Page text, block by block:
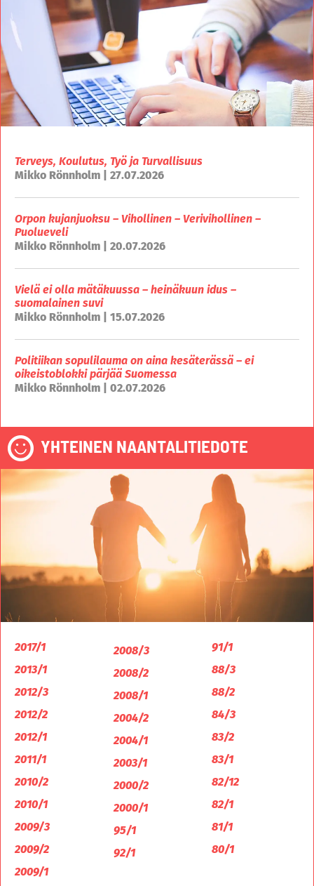
Terveys, Koulutus, Työ ja Turvallisuus
Mikko Rönnholm | 27.07.2026
Orpon kujanjuoksu – Vihollinen – Verivihollinen –
Puolueveli
Mikko Rönnholm | 20.07.2026
Vielä ei olla mätäkuussa – heinäkuun idus –
suomalainen suvi
Mikko Rönnholm | 15.07.2026
Politiikan sopulilauma on aina kesäterässä – ei
oikeistoblokki pärjää Suomessa
Mikko Rönnholm | 02.07.2026
YHTEINEN NAANTALITIEDOTE
2017/1
2013/1
2012/3
2012/2
2012/1
2011/1
2010/2
2010/1
2009/3
2009/2
2009/1
2008/3
2008/2
2008/1
2004/2
2004/1
2003/1
2000/2
2000/1
95/1
92/1
91/1
88/3
88/2
84/3
83/2
83/1
82/12
82/1
81/1
80/1